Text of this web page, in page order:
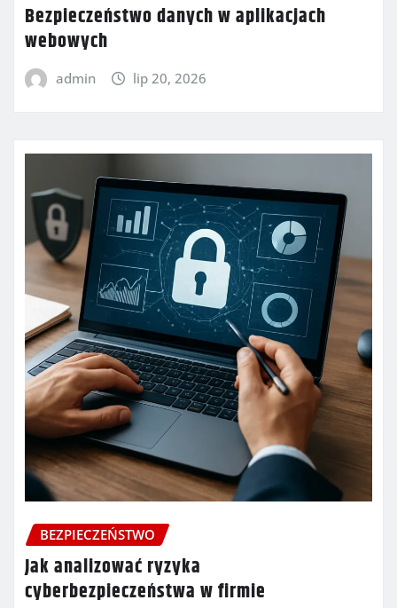
Bezpieczeństwo danych w aplikacjach
webowych
admin lip 20, 2026
BEZPIECZEŃSTWO
Jak analizować ryzyka
cyberbezpieczeństwa w firmie